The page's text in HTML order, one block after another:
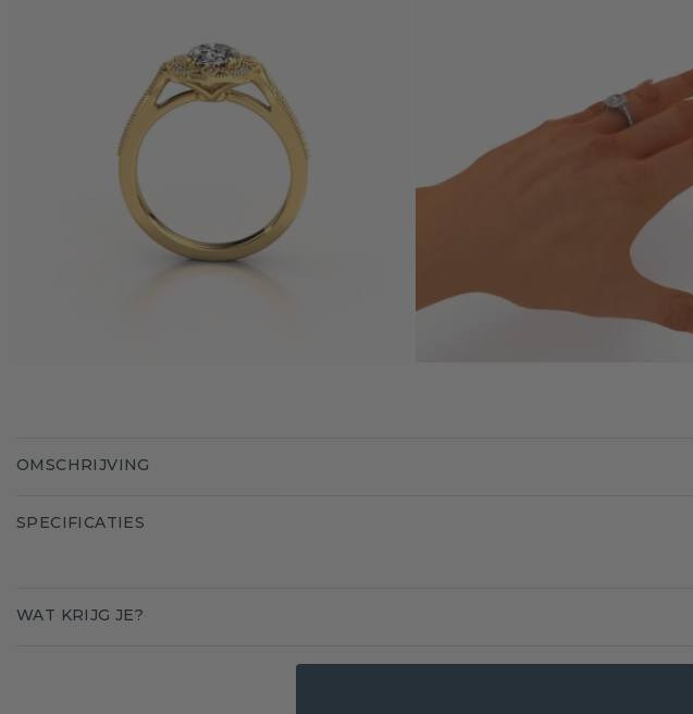
OMSCHRIJVING
SPECIFICATIES
WAT KRIJG JE?